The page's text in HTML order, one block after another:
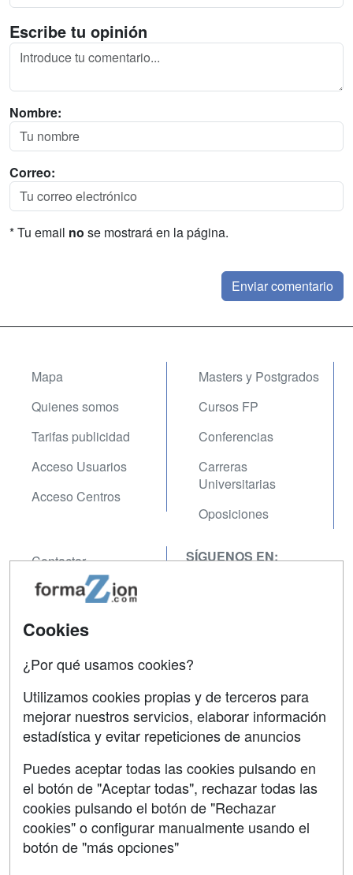
Escribe tu opinión
Nombre:
Correo:
* Tu email no se mostrará en la página.
Mapa
Quienes somos
Tarifas publicidad
Acceso Usuarios
Acceso Centros
Masters y Postgrados
Cursos FP
Conferencias
Carreras
Universitarias
Oposiciones
Contactar
Confidencialidad
Aviso legal
SÍGUENOS EN:
Grupo formazion:
Cookies
¿Por qué usamos cookies?
Utilizamos cookies propias y de terceros para
mejorar nuestros servicios, elaborar información
estadística y evitar repeticiones de anuncios
Puedes aceptar todas las cookies pulsando en
el botón de "Aceptar todas", rechazar todas las
cookies pulsando el botón de "Rechazar
cookies" o configurar manualmente usando el
botón de "más opciones"